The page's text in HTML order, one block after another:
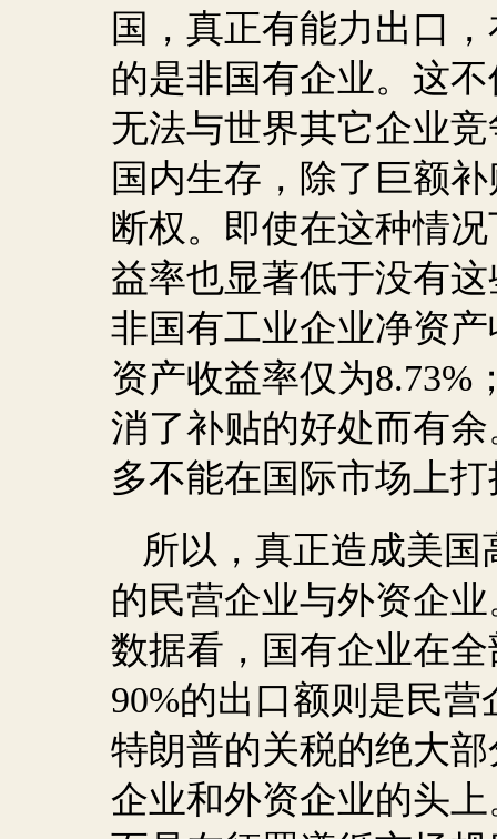
国，真正有能力出口
的是非国有企业。这
无法与世界其它企业
国内生存，除了巨额
断权。即使在这种情
益率也显著低于没有
非国有工业企业净资
资产收益率仅为8.73%
消了补贴的好处而有
多不能在国际市场上
所以，真正造成美
的民营企业与外资企
数据看，国有企业在
90%的出口额则是民
特朗普的关税的绝大
企业和外资企业的头